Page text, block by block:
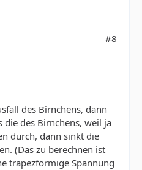
#8
des Birnchens, dann
die des Birnchens, weil ja
durch, dann sinkt die
(Das zu berechnen ist
trapezförmige Spannung